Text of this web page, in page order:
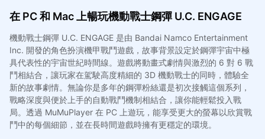
在 PC 和 Mac 上暢玩機動戰士鋼彈 U.C. ENGAGE
機動戰士鋼彈 U.C. ENGAGE 是由 Bandai Namco Entertainment
Inc. 開發的角色扮演機甲戰鬥遊戲，故事背景設定於鋼彈宇宙中極
具代表性的宇宙世紀時間線。遊戲將動畫式劇情與激烈的 6 對 6 戰
鬥相結合，讓玩家在駕駛高度精細的 3D 機動戰士的同時，體驗全
新的故事劇情。無論你是多年的鋼彈粉絲還是初次接觸這個系列，
戰略深度與便於上手的自動戰鬥機制相結合，讓你能輕鬆投入戰
局。透過 MuMuPlayer 在 PC 上遊玩，能享受更大的螢幕以欣賞戰
鬥中的每個細節，並在長時間遊戲時擁有更穩定的環境。